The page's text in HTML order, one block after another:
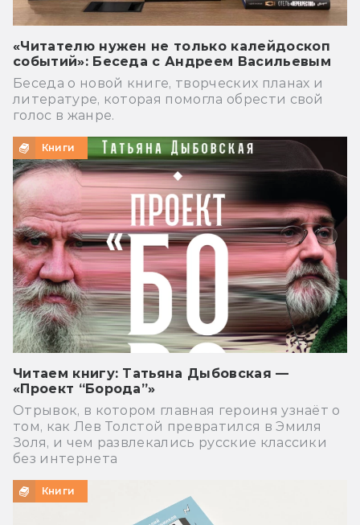
«Читателю нужен не только калейдоскоп
событий»: Беседа с Андреем Васильевым
Беседа о новой книге, творческих планах и
литературе, которая помогла обрести свой
голос в жанре.
Книги
Читаем книгу: Татьяна Дыбовская —
«Проект “Борода”»
Отрывок, в котором главная героиня узнаёт о
том, как Лев Толстой превратился в Эмиля
Золя, и чем развлекались русские классики
без интернета
Книги